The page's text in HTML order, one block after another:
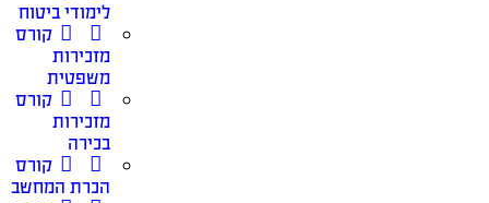
לימודי ביטוח
קורס
מזכירות
משפטית
קורס
מזכירות
בכירה
קורס
הכרת המחשב